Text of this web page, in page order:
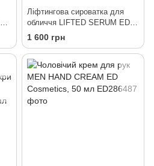
Ліфтингова сироватка для
обличчя LIFTED SERUM ED
Cosmetics, 30 мл
1 600 грн